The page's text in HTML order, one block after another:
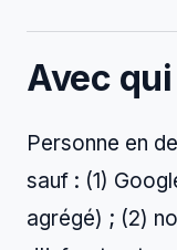
Avec
Personne en
sauf : (1)
agrégé) ; (2)